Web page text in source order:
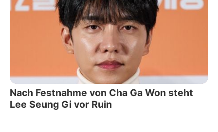
Nach Festnahme von Cha Ga Won steht
Lee Seung Gi vor Ruin